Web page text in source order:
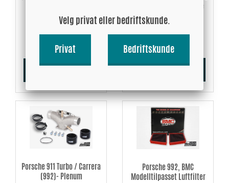
5909.51 NOK
Kjøp!
(992) Intercooler slange
4226.55 NOK
Kjøp!
Porsche 911 Turbo / Carrera
(992)- Plenum
Porsche 992, BMC
Modelltilpasset Luftfilter
Velg privat eller bedriftskunde.
Privat Bedriftskunde